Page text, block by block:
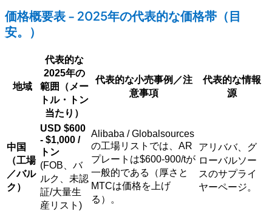
価格概要表 - 2025年の代表的な価格帯（目
安。）
地域
代表的な
2025年の
範囲（メー
トル・トン
当たり）
代表的な小売事例／注
意事項
代表的な情報
源
中国
（工場
／バル
ク）
USD $600
- $1,000 /
トン
(FOB、バ
ルク、未認
証/大量生
産リスト)
Alibaba / Globalsources
の工場リストでは、AR
プレートは$600-900/tが
一般的である（厚さと
MTCは価格を上げ
る）。
アリババ、グ
ローバルソー
スのサプライ
ヤーページ。